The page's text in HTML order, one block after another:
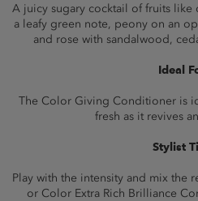
A juicy sugary cocktail of fruits
a leafy green note, peony on an
and rose with sandalwood,
Ideal
The Color Giving Conditioner is
fresh as it revives
Stylist
Play with the intensity and mix the
or Color Extra Rich Brilliance